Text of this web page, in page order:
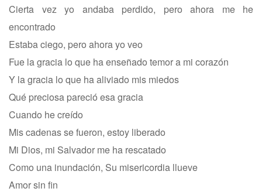
Cierta vez yo andaba perdido, pero ahora me he
encontrado
Estaba ciego, pero ahora yo veo
Fue la gracia lo que ha enseñado temor a mi corazón
Y la gracia lo que ha aliviado mis miedos
Qué preciosa pareció esa gracia
Cuando he creído
Mis cadenas se fueron, estoy liberado
Mi Dios, mi Salvador me ha rescatado
Como una inundación, Su misericordia llueve
Amor sin fin